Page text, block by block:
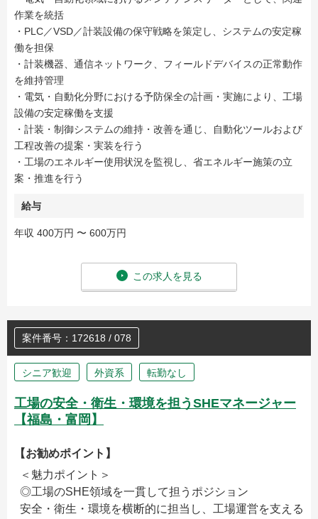
作業を統括
・PLC／VSD／計装設備の保守戦略を策定し、システムの安定稼
働を担保
・計装機器、通信ネットワーク、フィールドデバイスの正常動作
を維持管理
・電気・自動化分野における予防保全の計画・実施により、工場
設備の安定稼働を支援
・計装・制御システムの維持・改善を通じ、自動化ツールおよび
工程改善の提案・実装を行う
・工場のエネルギー使用状況を監視し、省エネルギー施策の立
案・推進を行う
給与
年収 400万円 〜 600万円
この求人を見る
案件番号：172618 / 078
シニア歓迎 外資系 転勤なし
工場の安全・衛生・環境を担うSHEマネージャー
【福島・富岡】
【お勧めポイント】
＜魅力ポイント＞
◎工場のSHE領域を一貫して担うポジション
安全・衛生・環境を横断的に担当し、工場運営を支える